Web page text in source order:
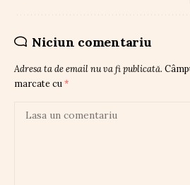
Niciun comentariu
Adresa ta de email nu va fi publicată.
marcate cu *